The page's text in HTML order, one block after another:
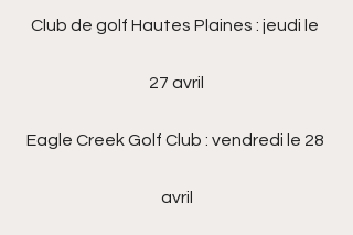
Club de golf Hautes Plaines : jeudi le
27 avril
Eagle Creek Golf Club : vendredi le 28
avril